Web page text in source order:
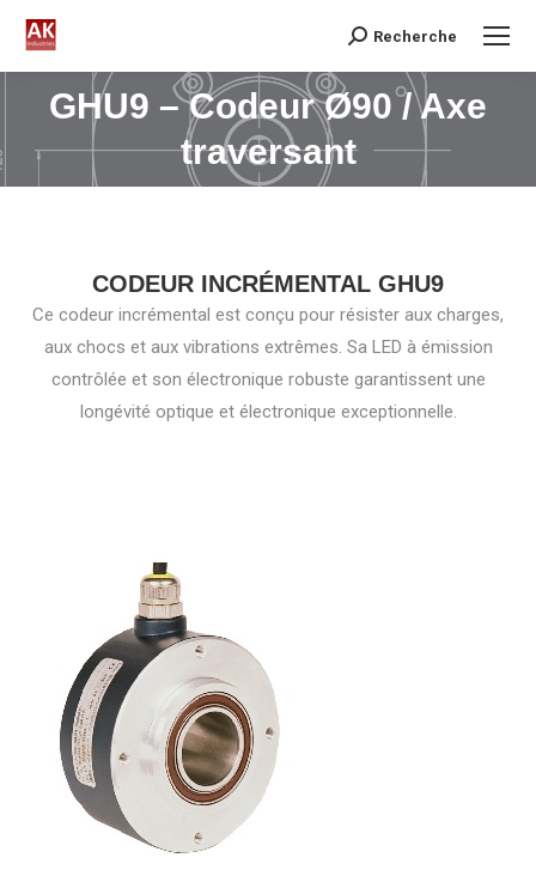
Search:Recherche
GHU9 – Codeur Ø90 / Axe
traversant
Vous êtes ici :
CODEUR INCRÉMENTAL GHU9
Ce codeur incrémental est conçu pour résister aux charges,
aux chocs et aux vibrations extrêmes. Sa LED à émission
contrôlée et son électronique robuste garantissent une
longévité optique et électronique exceptionnelle.